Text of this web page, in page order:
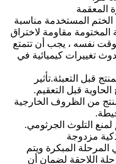
المعقمة
المستخدمة مناسبة
المختومة مقاومة لاختراق
نفسه ، يجب أن تتمتع
تغييرات كيميائية في
قبل التعبئة.تأثير
قبل التعقيم.
من الظروف الخارجية
ذكية مزدوجة
المرحلة المبكرة ويتم
اللاحقة لضمان أن